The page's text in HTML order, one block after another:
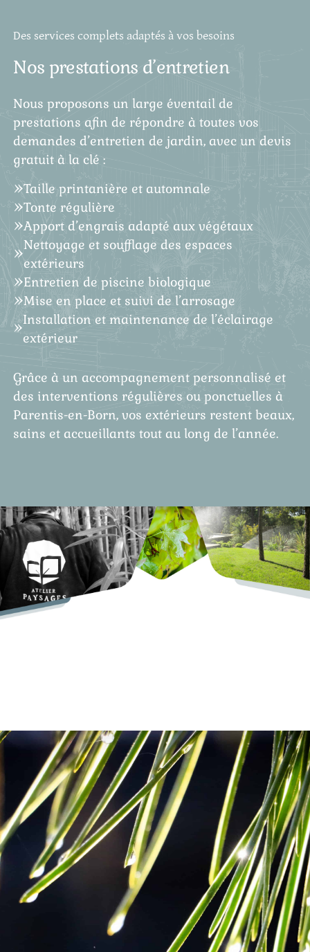
Des services complets adaptés à vos besoins
Nos prestations d’entretien
Nous proposons un large éventail de
prestations afin de répondre à toutes vos
demandes d’entretien de jardin, avec un devis
gratuit à la clé :
Taille printanière et automnale
Tonte régulière
Apport d’engrais adapté aux végétaux
Nettoyage et soufflage des espaces
extérieurs
Entretien de piscine biologique
Mise en place et suivi de l’arrosage
Installation et maintenance de l’éclairage
extérieur
Grâce à un accompagnement personnalisé et
des interventions régulières ou ponctuelles à
Parentis-en-Born, vos extérieurs restent beaux,
sains et accueillants tout au long de l’année.